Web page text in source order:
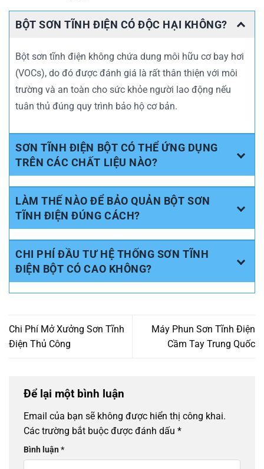
BỘT SƠN TĨNH ĐIỆN CÓ ĐỘC HẠI KHÔNG?
Bột sơn tĩnh điện không chứa dung môi hữu cơ bay hơi
(VOCs), do đó được đánh giá là rất thân thiện với môi
trường và an toàn cho sức khỏe người lao động nếu
tuân thủ đúng quy trình bảo hộ cơ bản.
SƠN TĨNH ĐIỆN BỘT CÓ THỂ ỨNG DỤNG
TRÊN CÁC CHẤT LIỆU NÀO?
LÀM THẾ NÀO ĐỂ BẢO QUẢN BỘT SƠN
TĨNH ĐIỆN ĐÚNG CÁCH?
CHI PHÍ ĐẦU TƯ HỆ THỐNG SƠN TĨNH
ĐIỆN BỘT CÓ CAO KHÔNG?
Chi Phí Mở Xưởng Sơn Tĩnh
Điện Thủ Công
Máy Phun Sơn Tĩnh Điện
Cầm Tay Trung Quốc
Để lại một bình luận
Email của bạn sẽ không được hiển thị công khai.
Các trường bắt buộc được đánh dấu *
Bình luận*